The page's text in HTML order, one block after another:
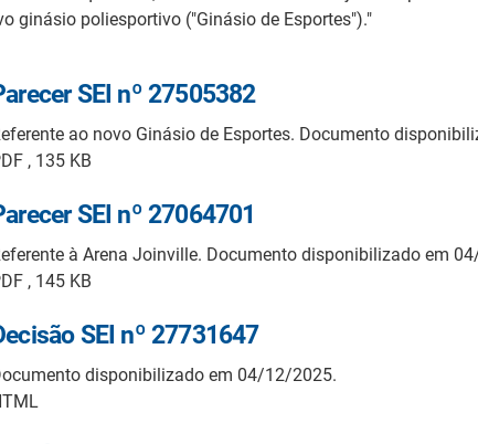
ginásio poliesportivo ("Ginásio de Esportes")."
SEI nº 27505382
ao novo Ginásio de Esportes. Documento
, 135 KB
SEI nº 27064701
à Arena Joinville. Documento disponibilizado em
, 145 KB
SEI nº 27731647
disponibilizado em 04/12/2025.